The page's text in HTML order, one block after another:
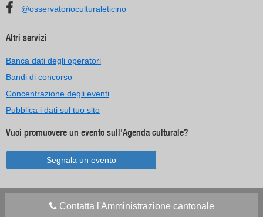
@osservatorioculturaleticino
Altri servizi
Banca dati degli operatori
Bandi di concorso
Concentrazione degli eventi
Pubblica i dati sul tuo sito
Vuoi promuovere un evento sull'Agenda culturale?
Segnala un evento
Contatta l'Amministrazione cantonale